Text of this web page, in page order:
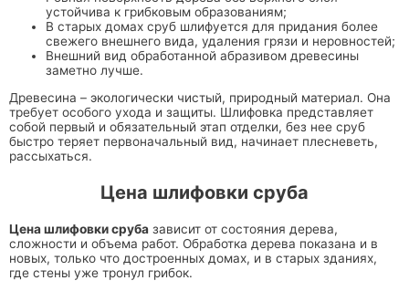
устойчива к грибковым образованиям;
В старых домах сруб шлифуется для придания более
свежего внешнего вида, удаления грязи и неровностей;
Внешний вид обработанной абразивом древесины
заметно лучше.
Древесина – экологически чистый, природный материал. Она
требует особого ухода и защиты. Шлифовка представляет
собой первый и обязательный этап отделки, без нее сруб
быстро теряет первоначальный вид, начинает плесневеть,
рассыхаться.
Цена шлифовки сруба
Цена шлифовки сруба зависит от состояния дерева,
сложности и объема работ. Обработка дерева показана и в
новых, только что достроенных домах, и в старых зданиях,
где стены уже тронул грибок.